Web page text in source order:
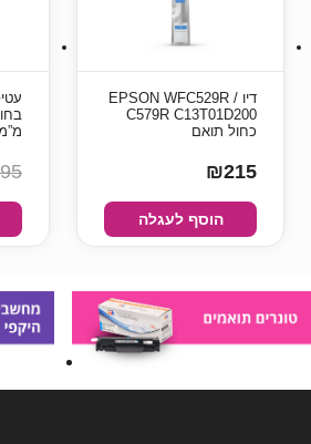
דיו EPSON WFC529R /
C579R C13T01D200
כחול תואם
₪215
הוסף לעגלה